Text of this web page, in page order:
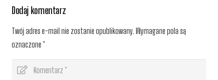
Dodaj komentarz
Twój adres e-mail nie zostanie opublikowany. Wymagane pola są
oznaczone *